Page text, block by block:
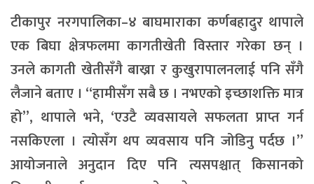
टीकापुर नरगपालिका–४ बाघमाराका कर्णबहादुर थापाले
एक बिघा क्षेत्रफलमा कागतीखेती विस्तार गरेका छन् ।
उनले कागती खेतीसँगै बाख्रा र कुखुरापालनलाई पनि सँगै
लैजाने बताए । “हामीसँग सबै छ । नभएको इच्छाशक्ति मात्र
हो”, थापाले भने, ‘एउटै व्यवसायले सफलता प्राप्त गर्न
नसकिएला । त्योसँग थप व्यवसाय पनि जोडिनु पर्दछ ।”
आयोजनाले अनुदान दिए पनि त्यसपश्चात् किसानको